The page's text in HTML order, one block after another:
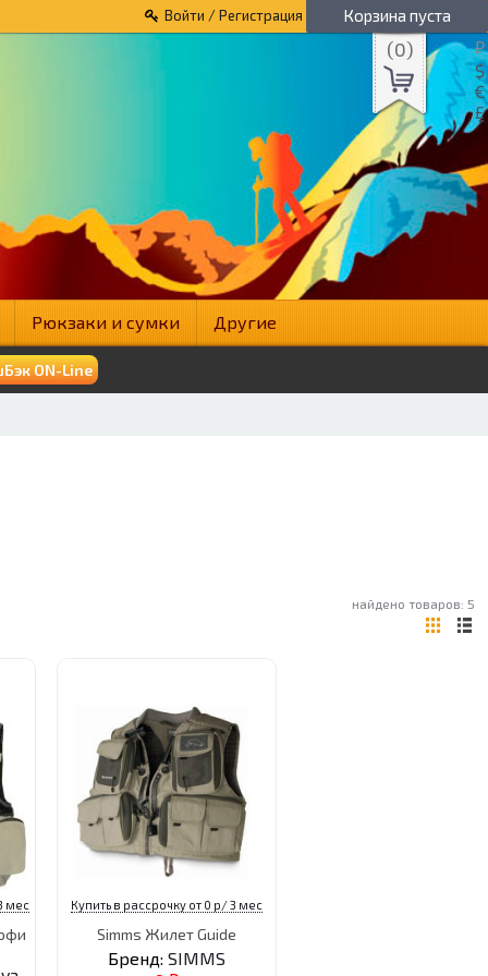
Войти / Регистрация Корзина пуста
(0) ₽
$
€
£
Рюкзаки и сумки Другие
ON-Line
найдено товаров: 5
мес Купить в рассрочку от 0 р/ 3 мес
Simms Жилет Guide
Бренд: SIMMS